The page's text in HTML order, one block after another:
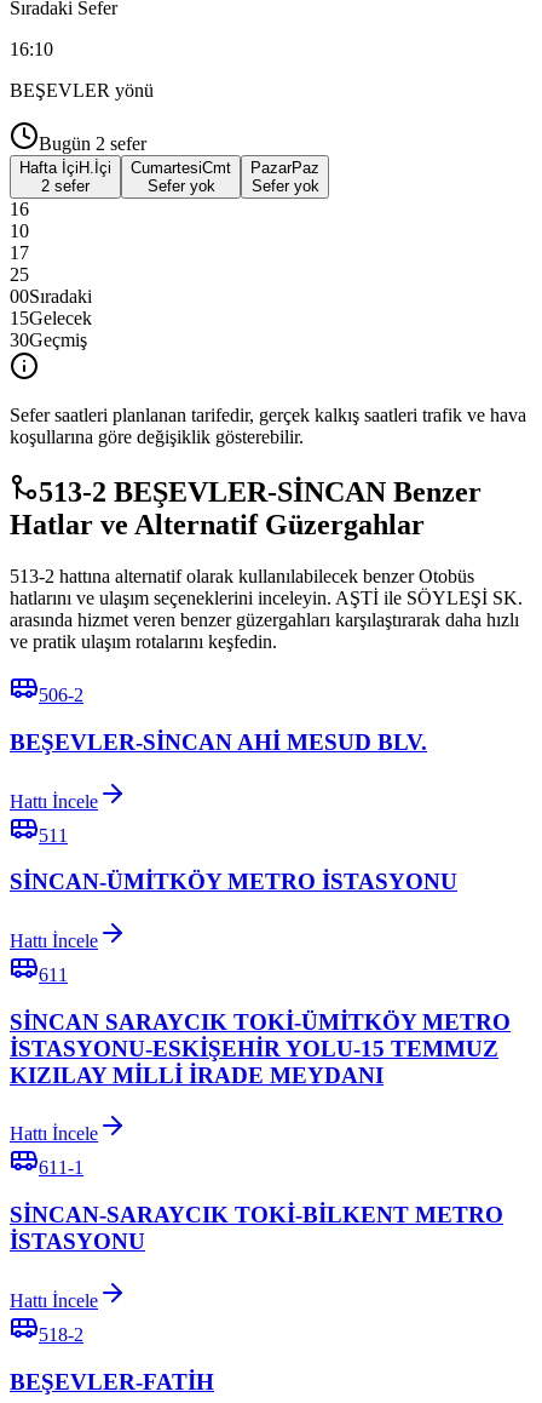
Sıradaki Sefer
16:10
BEŞEVLER yönü
Bugün 2 sefer
Hafta İçi H.İçi
2 sefer
CumartesiCmt
Sefer yok
PazarPaz
Sefer yok
16
10
17
25
00Sıradaki
15Gelecek
30Geçmiş
Sefer saatleri planlanan tarifedir, gerçek kalkış saatleri trafik ve hava
koşullarına göre değişiklik gösterebilir.
513-2 BEŞEVLER-SİNCAN Benzer
Hatlar ve Alternatif Güzergahlar
513-2 hattına alternatif olarak kullanılabilecek benzer Otobüs
hatlarını ve ulaşım seçeneklerini inceleyin. AŞTİ ile SÖYLEŞİ SK.
arasında hizmet veren benzer güzergahları karşılaştırarak daha hızlı
ve pratik ulaşım rotalarını keşfedin.
506-2
BEŞEVLER-SİNCAN AHİ MESUD BLV.
Hattı İncele
511
SİNCAN-ÜMİTKÖY METRO İSTASYONU
Hattı İncele
611
SİNCAN SARAYCIK TOKİ-ÜMİTKÖY METRO
İSTASYONU-ESKİŞEHİR YOLU-15 TEMMUZ
KIZILAY MİLLİ İRADE MEYDANI
Hattı İncele
611-1
SİNCAN-SARAYCIK TOKİ-BİLKENT METRO
İSTASYONU
Hattı İncele
518-2
BEŞEVLER-FATİH